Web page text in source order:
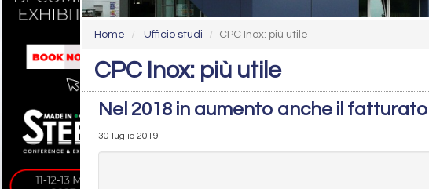
Home Ufficio studi CPC Inox: più utile
CPC Inox: più utile
Nel 2018 in aumento anche il fatturato
30 luglio 2019